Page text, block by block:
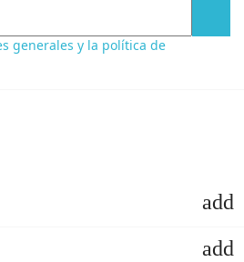
generales y la política de
add
add